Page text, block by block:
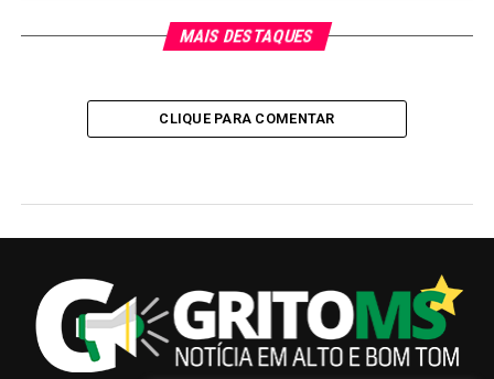
MAIS DESTAQUES
CLIQUE PARA COMENTAR